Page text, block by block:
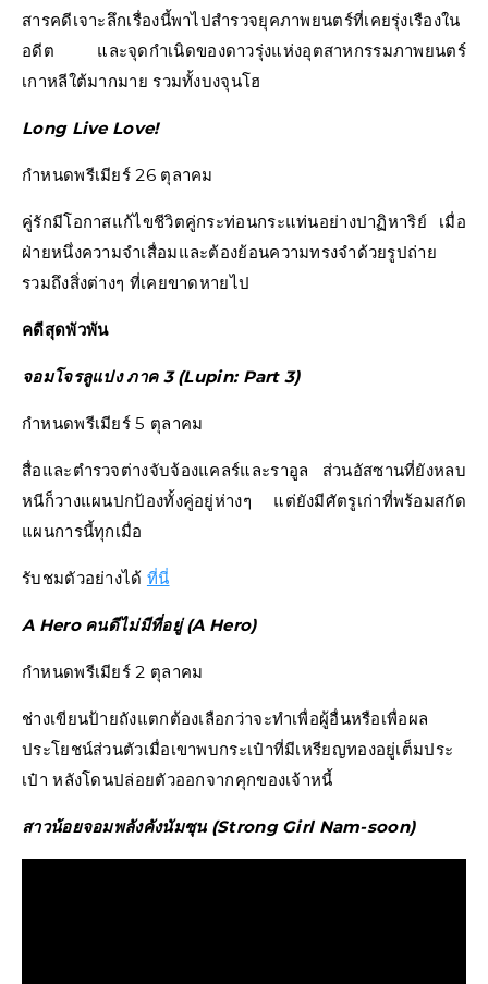
สารคดีเจาะลึกเรื่องนี้พาไปสำรวจยุคภาพยนตร์ที่เคยรุ่งเรืองใน
อดีต และจุดกำเนิดของดาวรุ่งแห่งอุตสาหกรรมภาพยนตร์
เกาหลีใต้มากมาย รวมทั้งบงจุนโฮ
Long Live Love!
กำหนดพรีเมียร์ 26 ตุลาคม
คู่รักมีโอกาสแก้ไขชีวิตคู่กระท่อนกระแท่นอย่างปาฏิหาริย์ เมื่อ
ฝ่ายหนึ่งความจำเสื่อมและต้องย้อนความทรงจำด้วยรูปถ่าย
รวมถึงสิ่งต่างๆ ที่เคยขาดหายไป
คดีสุดพัวพัน
จอมโจรลูแปง ภาค 3 (Lupin: Part 3)
กำหนดพรีเมียร์ 5 ตุลาคม
สื่อและตำรวจต่างจับจ้องแคลร์และราอูล ส่วนอัสซานที่ยังหลบ
หนีก็วางแผนปกป้องทั้งคู่อยู่ห่างๆ แต่ยังมีศัตรูเก่าที่พร้อมสกัด
แผนการนี้ทุกเมื่อ
รับชมตัวอย่างได้ ที่นี่
A Hero คนดีไม่มีที่อยู่ (A Hero)
กำหนดพรีเมียร์ 2 ตุลาคม
ช่างเขียนป้ายถังแตกต้องเลือกว่าจะทำเพื่อผู้อื่นหรือเพื่อผล
ประโยชน์ส่วนตัวเมื่อเขาพบกระเป๋าที่มีเหรียญทองอยู่เต็มประ
เป๋า หลังโดนปล่อยตัวออกจากคุกของเจ้าหนี้
สาวน้อยจอมพลังคังนัมซุน (Strong Girl Nam-soon)